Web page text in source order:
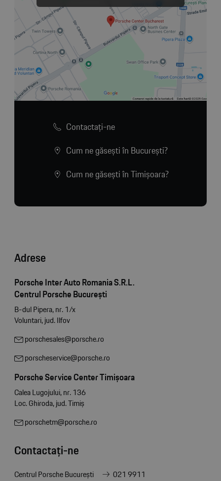
Contactaţi-ne
Cum ne găsești în București?
Cum ne găsești în Timișoara?
Adrese
Porsche Inter Auto Romania S.R.L.
Centrul Porsche București
B-dul Pipera, nr. 1/x
Voluntari, jud. Ilfov
porschesales@porsche.ro
porscheservice@porsche.ro
Porsche Service Center Timișoara
Calea Lugojului, nr. 136
Loc. Ghiroda, jud. Timiș
porschetm@porsche.ro
Contactați-ne
Centrul Porsche București
021 9911